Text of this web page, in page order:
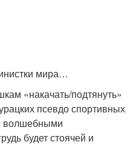
мира…
«накачать/подтянуть»
псевдо спортивных
волшебными
будет стоячей и